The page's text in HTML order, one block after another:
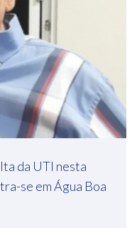
da UTI nesta
se em Água Boa